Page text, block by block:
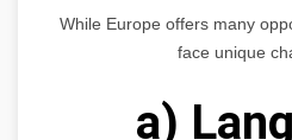
While Europe offers many
face unique
a)